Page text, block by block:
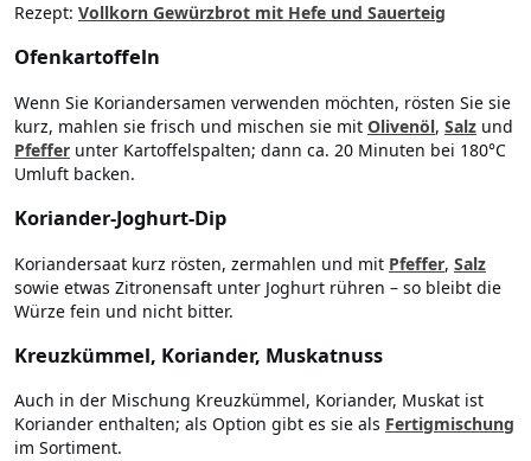
Rezept: Vollkorn Gewürzbrot mit Hefe und Sauerteig
Ofenkartoffeln
Wenn Sie Koriandersamen verwenden möchten, rösten Sie sie
kurz, mahlen sie frisch und mischen sie mit Olivenöl, Salz und
Pfeffer unter Kartoffelspalten; dann ca. 20 Minuten bei 180°C
Umluft backen.
Koriander-Joghurt-Dip
Koriandersaat kurz rösten, zermahlen und mit Pfeffer, Salz
sowie etwas Zitronensaft unter Joghurt rühren – so bleibt die
Würze fein und nicht bitter.
Kreuzkümmel, Koriander, Muskatnuss
Auch in der Mischung Kreuzkümmel, Koriander, Muskat ist
Koriander enthalten; als Option gibt es sie als Fertigmischung
im Sortiment.